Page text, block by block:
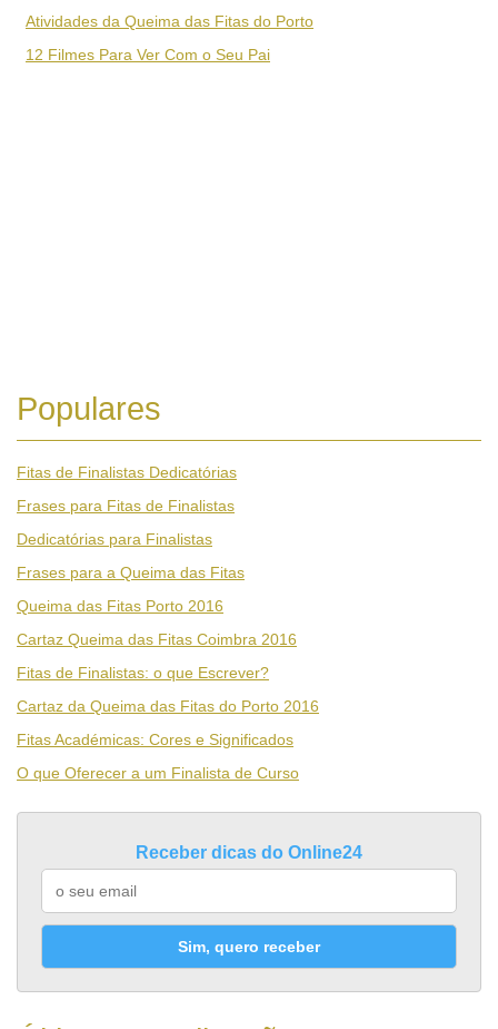
Atividades da Queima das Fitas do Porto
12 Filmes Para Ver Com o Seu Pai
Populares
Fitas de Finalistas Dedicatórias
Frases para Fitas de Finalistas
Dedicatórias para Finalistas
Frases para a Queima das Fitas
Queima das Fitas Porto 2016
Cartaz Queima das Fitas Coimbra 2016
Fitas de Finalistas: o que Escrever?
Cartaz da Queima das Fitas do Porto 2016
Fitas Académicas: Cores e Significados
O que Oferecer a um Finalista de Curso
Receber dicas do Online24
Sim, quero receber